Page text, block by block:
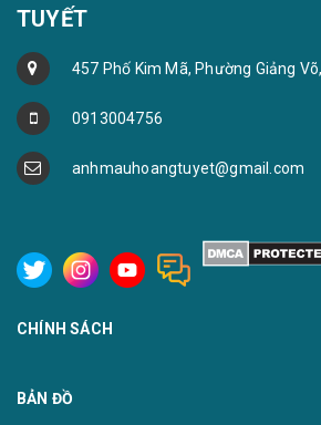
TUYẾT
457 Phố Kim Mã, Phường Giảng
0913004756
anhmauhoangtuyet@gmail.com
CHÍNH SÁCH
BẢN ĐỒ